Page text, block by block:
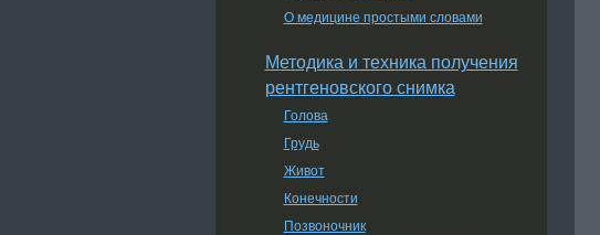
О медицине простыми словами
Методика и техника получения
рентгеновского снимка
Голова
Грудь
Живот
Конечности
Позвоночник